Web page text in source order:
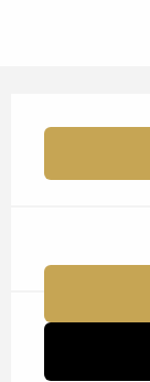
Ouverture